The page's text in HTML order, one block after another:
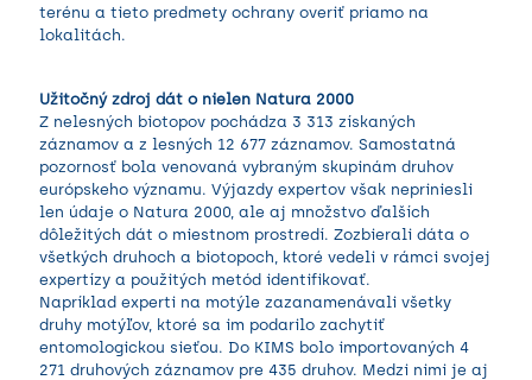
terénu a tieto predmety ochrany overiť priamo na
lokalitách.
Užitočný zdroj dát o nielen Natura 2000
Z nelesných biotopov pochádza 3 313 získaných
záznamov a z lesných 12 677 záznamov. Samostatná
pozornosť bola venovaná vybraným skupinám druhov
európskeho významu. Výjazdy expertov však nepriniesli
len údaje o Natura 2000, ale aj množstvo ďalších
dôležitých dát o miestnom prostredí. Zozbierali dáta o
všetkých druhoch a biotopoch, ktoré vedeli v rámci svojej
expertízy a použitých metód identifikovať.
Napríklad experti na motýle zazanamenávali všetky
druhy motýľov, ktoré sa im podarilo zachytiť
entomologickou sieťou. Do KIMS bolo importovaných 4
271 druhových záznamov pre 435 druhov. Medzi nimi je aj